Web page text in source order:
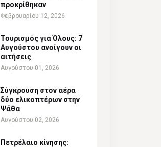
προκρίθηκαν
Φεβρουαρίου 12, 2026
Τουρισμός για Όλους: 7
Αυγούστου ανοίγουν οι
αιτήσεις
Αυγούστου 01, 2026
Σύγκρουση στον αέρα
δύο ελικοπτέρων στην
Ψάθα
Αυγούστου 02, 2026
Πετρέλαιο κίνησης: